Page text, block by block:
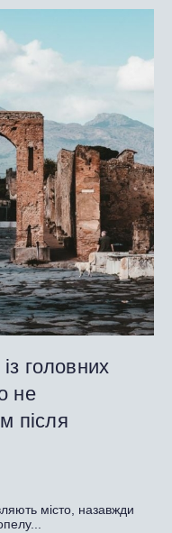
головних
не
після
місто, назавжди